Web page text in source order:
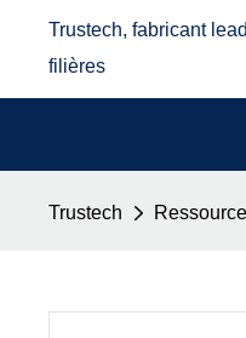
Trustech, fabricant
filières
Trustech Ressource